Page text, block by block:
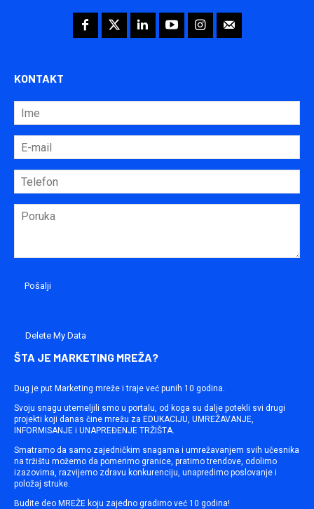
KONTAKT
Delete My Data
ŠTA JE MARKETING MREŽA?
Dug je put Marketing mreže i traje već punih 10 godina.
Svoju snagu utemeljili smo u portalu, od koga su dalje potekli svi drugi
projekti koji danas čine mrežu za EDUKACIJU, UMREŽAVANJE,
INFORMISANJE i UNAPREĐENJE TRŽIŠTA.
Smatramo da samo zajedničkim snagama i umrežavanjem svih učesnika
na tržištu možemo da pomerimo granice, pratimo trendove, odolimo
izazovima, razvijemo zdravu konkurenciju, unapredimo poslovanje i
položaj struke.
Budite deo MREŽE koju zajedno gradimo već 10 godina!